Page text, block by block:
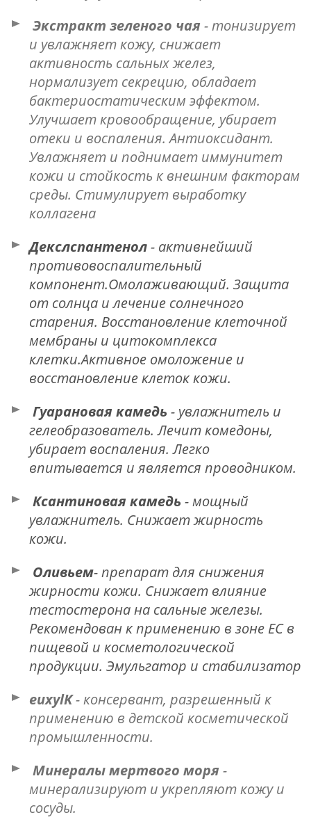
Экстракт зеленого чая- тонизирует
и увлажняет кожу, снижает
активность сальных желез,
нормализует секрецию, обладает
бактериостатическим эффектом.
Улучшает кровообращение, убирает
отеки и воспаления. Антиоксидант.
Увлажняет и поднимает иммунитет
кожи и стойкость к внешним факторам
среды. Стимулирует выработку
коллагена
Декслспантенол- активнейший
противовоспалительный
компонент.Омолаживающий. Защита
от солнца и лечение солнечного
старения. Восстановление клеточной
мембраны и цитокомплекса
клетки.Активное омоложение и
восстановление клеток кожи.
Гуарановая камедь - увлажнитель и
гелеобразователь. Лечит комедоны,
убирает воспаления. Легко
впитывается и является проводником.
Ксантиновая камедь - мощный
увлажнитель. Снижает жирность
кожи.
Оливьем- препарат для снижения
жирности кожи. Снижает влияние
тестостерона на сальные железы.
Рекомендован к применению в зоне ЕС в
пищевой и косметологической
продукции. Эмульгатор и стабилизатор
euxylK- консервант, разрешенный к
применению в детской косметической
промышленности.
Минералы мертвого моря-
минерализируют и укрепляют кожу и
сосуды.